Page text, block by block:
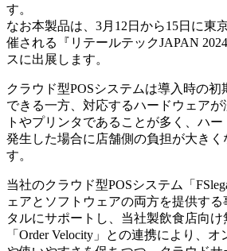
す。
なお本製品は、3月12日から15日に東
催される『リテールテックJAPAN
スに出展します。
クラウド型POSシステムは導入時の
できる一方、対応するハードウェア
トやプリンタであることが多く、ハ
発生した場合に店舗側の負担が大きく
す。
当社のクラウド型POSシステム「
ェアとソフトウェアの両方を提供す
タルにサポートし、当社製飲食店向
「Order Velocity」との連携により、